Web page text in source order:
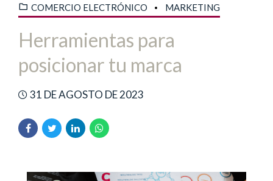
COMERCIO ELECTRÓNICO MARKETING
Herramientas para
posicionar tu marca
31 DE AGOSTO DE 2023